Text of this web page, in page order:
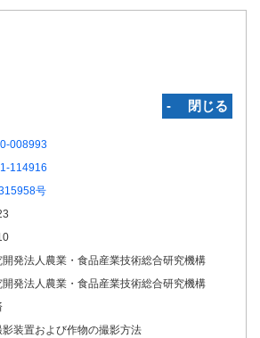
‐ 閉じる
008993
114916
号
開発法人農業・食品産業技術総合研究機構
開発法人農業・食品産業技術総合研究機構
影装置および作物の撮影方法